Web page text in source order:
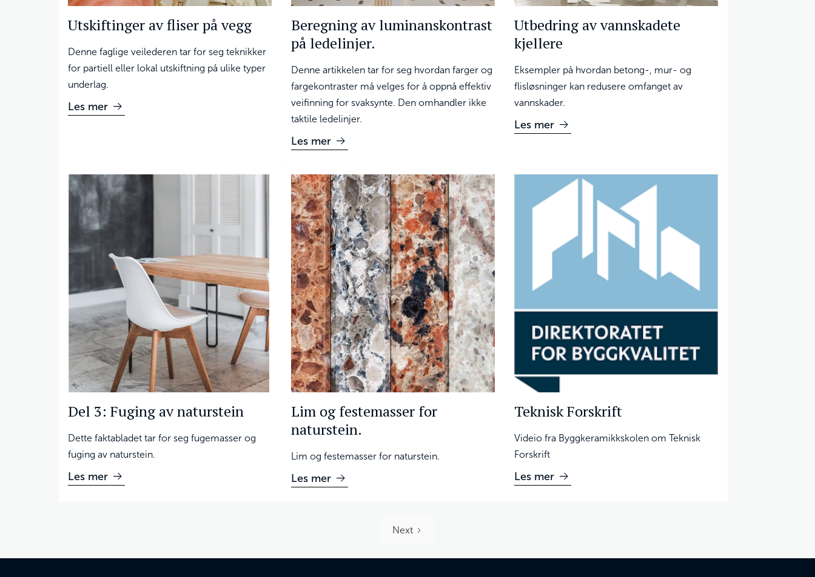
Utskiftinger av fliser på vegg
Denne faglige veilederen tar for seg teknikker
for partiell eller lokal utskiftning på ulike typer
underlag.
Les mer
Beregning av luminanskontrast
på ledelinjer.
Denne artikkelen tar for seg hvordan farger og
fargekontraster må velges for å oppnå effektiv
veifinning for svaksynte. Den omhandler ikke
taktile ledelinjer.
Les mer
Utbedring av vannskadete
kjellere
Eksempler på hvordan betong-, mur- og
flisløsninger kan redusere omfanget av
vannskader.
Les mer
Del 3: Fuging av naturstein
Dette faktabladet tar for seg fugemasser og
fuging av naturstein.
Les mer
Lim og festemasser for
naturstein.
Lim og festemasser for naturstein.
Les mer
Teknisk Forskrift
Videio fra Byggkeramikkskolen om Teknisk
Forskrift
Les mer
Next